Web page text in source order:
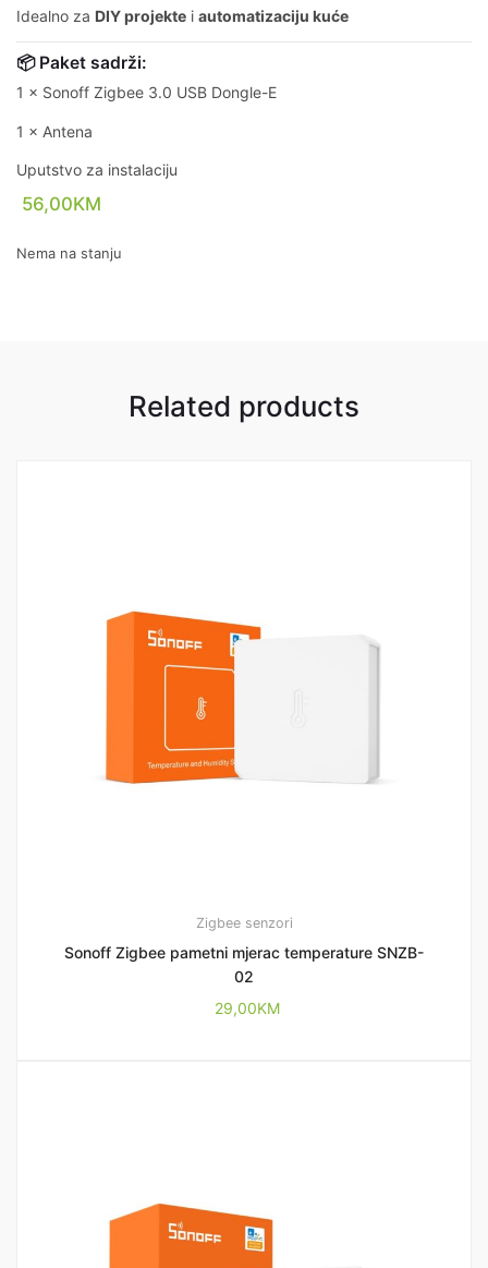
Idealno za DIY projekte i automatizaciju kuće
📦 Paket sadrži:
1 × Sonoff Zigbee 3.0 USB Dongle-E
1 × Antena
Uputstvo za instalaciju
56,00KM
Nema na stanju
Related products
Zigbee senzori
Sonoff Zigbee pametni mjerac temperature SNZB-
02
29,00KM